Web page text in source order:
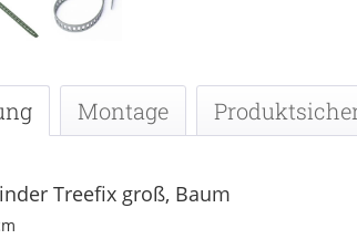
Montage
Treefix groß, Baum